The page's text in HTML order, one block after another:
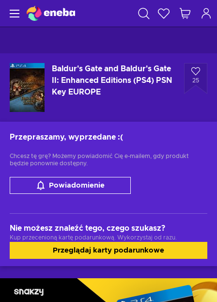
Baldur's Gate and Baldur's Gate
II: Enhanced Editions (PS4) PSN
Key EUROPE
25
Przepraszamy, wyprzedane :(
Chcesz tę grę? Możemy powiadomić Cię e-mailem, gdy produkt
będzie ponownie dostępny.
Powiadomienie
Nie możesz znaleźć tego, czego szukasz?
Kup przecenioną kartę podarunkową. Wykorzystaj od razu.
Przeglądaj karty podarunkowe